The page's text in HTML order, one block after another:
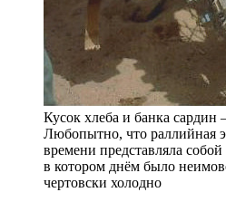
Кусок хлеба и банка сардин
Любопытно, что раллийная
времени представляла
в котором днём было
чертовски холодно